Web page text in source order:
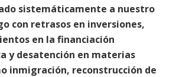
sistemáticamente a nuestro
con retrasos en inversiones,
en la financiación
y desatención en materias
inmigración, reconstrucción de